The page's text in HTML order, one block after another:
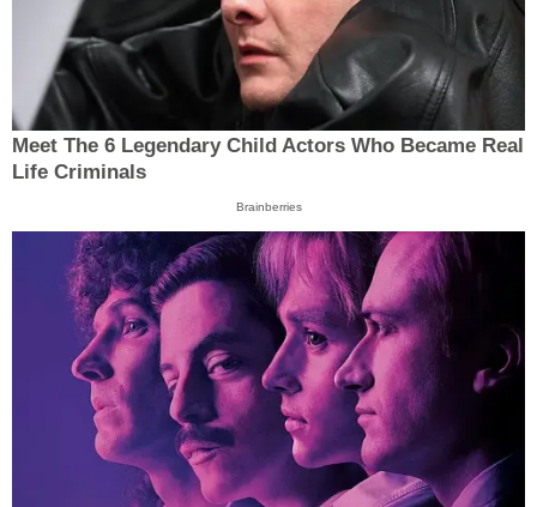
Meet The 6 Legendary Child Actors Who Became Real
Life Criminals
Brainberries